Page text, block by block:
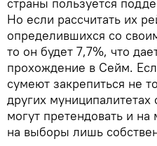
страны пользуется
Но если рассчитать их
определившихся со
то он будет 7,7%, что
прохождение в Сейм.
сумеют закрепиться не
других
могут претендовать и
на выборы лишь